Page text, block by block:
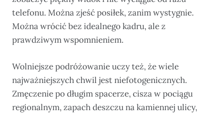
telefonu. Można zjeść posiłek, zanim wystygnie.
Można wrócić bez idealnego kadru, ale z
prawdziwym wspomnieniem.
Wolniejsze podróżowanie uczy też, że wiele
najważniejszych chwil jest niefotogenicznych.
Zmęczenie po długim spacerze, cisza w pociągu
regionalnym, zapach deszczu na kamiennej ulicy,